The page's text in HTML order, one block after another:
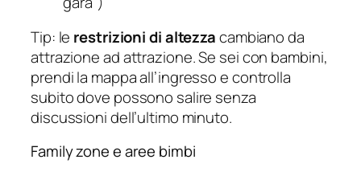
Tip: le restrizioni di altezzacambiano da
attrazione ad attrazione. Se sei con bambini,
prendi la mappa all’ingresso e controlla
subito dove possono salire senza
discussioni dell’ultimo minuto.
Family zone e aree bimbi